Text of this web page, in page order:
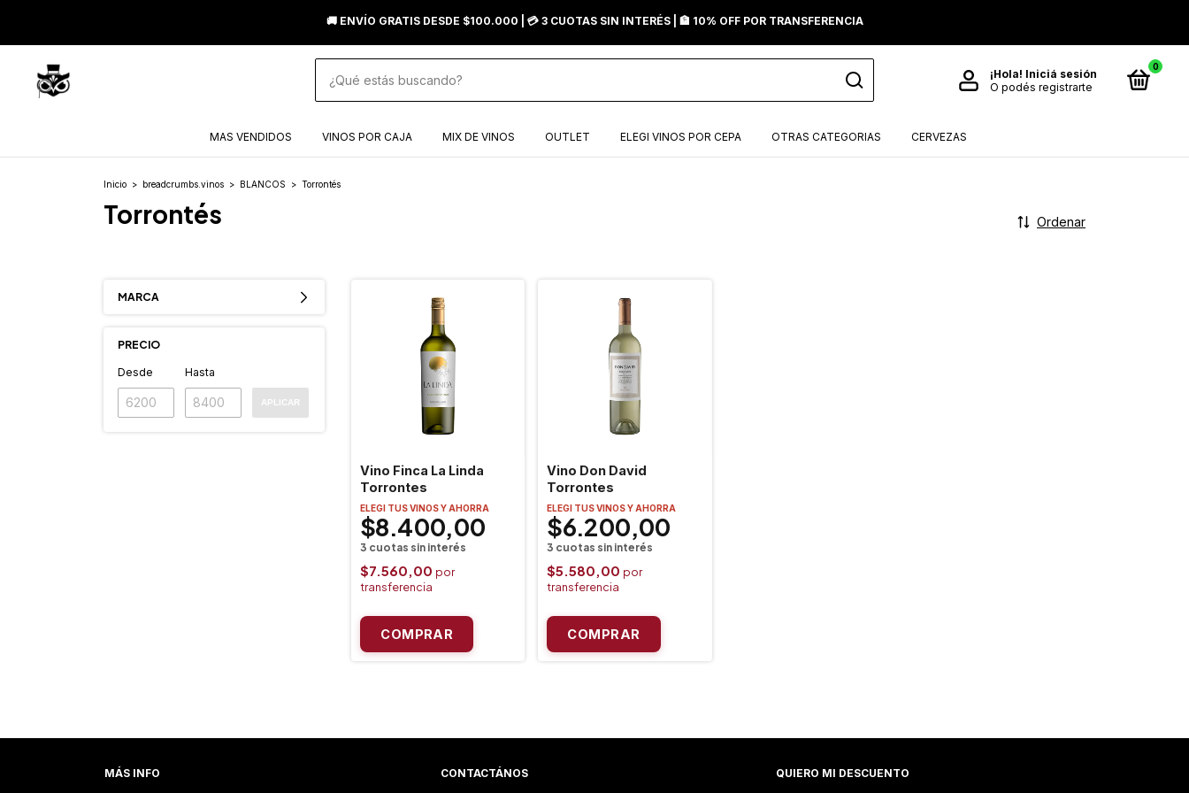
🚚 ENVÍO GRATIS DESDE $100.000 | 💳 3 CUOTAS SIN INTERÉS | 🏦 10% OFF POR TRANSFERENCIA
¡Hola! Iniciá sesión
O podés registrarte
0
MAS VENDIDOS VINOS POR CAJA MIX DE VINOS OUTLET ELEGI VINOS POR CEPA OTRAS CATEGORIAS CERVEZAS
Inicio > breadcrumbs.vinos > BLANCOS > Torrontés
Torrontés Ordenar
MARCA
PRECIO
Desde Hasta
APLICAR
Vino Finca La Linda
Torrontes
ELEGI TUS VINOS Y AHORRA
$8.400,00
$7.560,00
Vino Don David
Torrontes
ELEGI TUS VINOS Y AHORRA
$6.200,00
$5.580,00
MÁS INFO CONTACTÁNOS QUIERO MI DESCUENTO